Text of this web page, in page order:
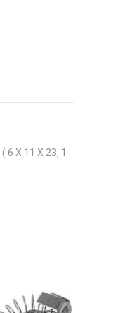
X 11 X 23, 1